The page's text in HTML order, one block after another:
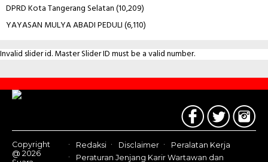
DPRD Kota Tangerang Selatan(10,209)
YAYASAN MULYA ABADI PEDULI(6,110)
Invalid slider id. Master Slider ID must be a valid number.
Contact
Us
Copyright
@ 2026
Redaksi Disclaimer
Peralatan Kerja
Peraturan Jenjang Karir Wartawan dan